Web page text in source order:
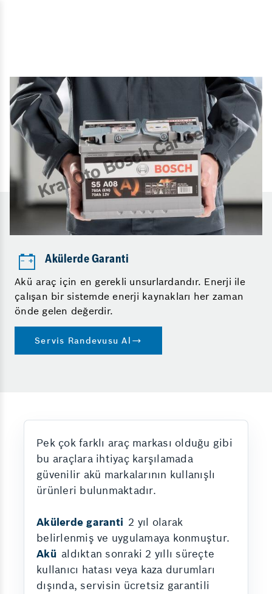
Akülerde Garanti
Akü araç için en gerekli unsurlardandır. Enerji ile
çalışan bir sistemde enerji kaynakları her zaman
önde gelen değerdir.
Servis Randevusu Al
Pek çok farklı araç markası olduğu gibi
bu araçlara ihtiyaç karşılamada
güvenilir akü markalarının kullanışlı
ürünleri bulunmaktadır.
Akülerde garanti 2 yıl olarak
belirlenmiş ve uygulamaya konmuştur.
Akü aldıktan sonraki 2 yıllı süreçte
kullanıcı hatası veya kaza durumları
dışında, servisin ücretsiz garantili